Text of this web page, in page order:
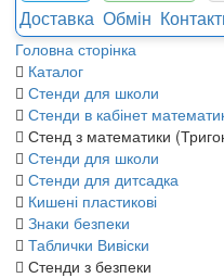
Доставка Обмін
Головна сторінка
Каталог
Стенди для школи
Стенди в кабінет
Стенд з математики
Стенди для школи
Стенди для дитсадка
Кишені пластикові
Знаки безпеки
Таблички Вивіски
Стенди з безпеки